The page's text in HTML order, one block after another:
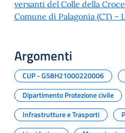
versanti del Colle della
Comune di Palagonia (CT)
Argomenti
CUP - G58H21000220006
Dipartimento Protezione civile
Infrastrutture e Trasporti